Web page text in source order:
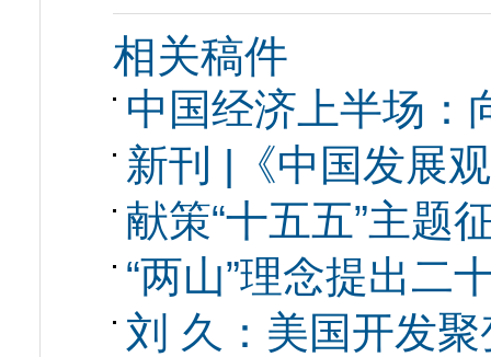
相关稿件
中国经济上半场：
新刊 |《中国发展
献策“十五五”主题
“两山”理念提出二
刘 久：美国开发